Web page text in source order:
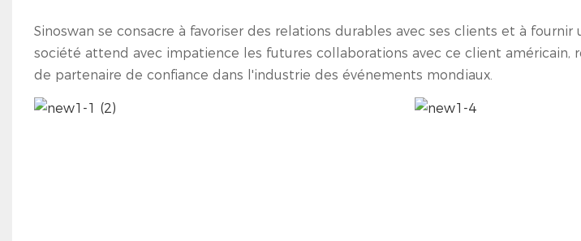
Sinoswan se consacre à favoriser des relations durables avec ses clients et à fournir
société attend avec impatience les futures collaborations avec ce client américain,
de partenaire de confiance dans l'industrie des événements mondiaux.